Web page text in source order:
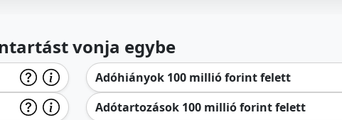
vonja egybe
Adóhiányok 100 millió forint felett
Adótartozások 100 millió forint felett